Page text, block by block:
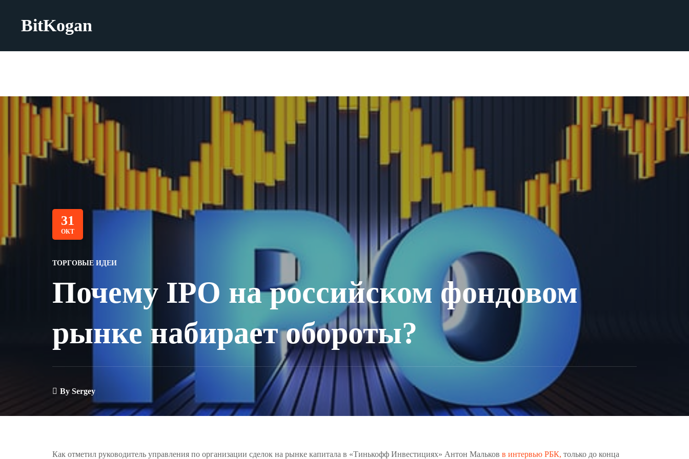
BitKogan
31
ОКТ
ТОРГОВЫЕ ИДЕИ
Почему IPO на российском фондовом
рынке набирает обороты?
By Sergey
Как отметил руководитель управления по организации сделок на рынке капитала в «Тинькофф Инвестициях» Антон Мальков в интервью РБК, только до конца